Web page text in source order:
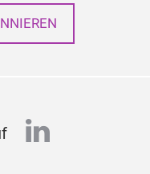
linkedin